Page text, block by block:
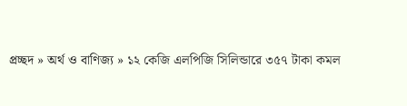
প্রচ্ছদ»অর্থ ও বাণিজ্য» ১২ কেজি এলপিজি সিলিন্ডারে ৩৫৭ টাকা কমল